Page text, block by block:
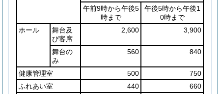
午前9時から午後5
時まで
午後5時から午後1
0時まで
ホール
舞台及
び客席
2,600 3,900
舞台の
み
560 840
健康管理室 500
750
ふれあい室
440
660